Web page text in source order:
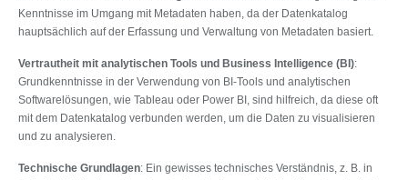
Kenntnisse im Umgang mit Metadaten haben, da der Datenkatalog
hauptsächlich auf der Erfassung und Verwaltung von Metadaten basiert.
Vertrautheit mit analytischen Tools und Business Intelligence (BI):
Grundkenntnisse in der Verwendung von BI-Tools und analytischen
Softwarelösungen, wie Tableau oder Power BI, sind hilfreich, da diese oft
mit dem Datenkatalog verbunden werden, um die Daten zu visualisieren
und zu analysieren.
Technische Grundlagen: Ein gewisses technisches Verständnis, z. B. in